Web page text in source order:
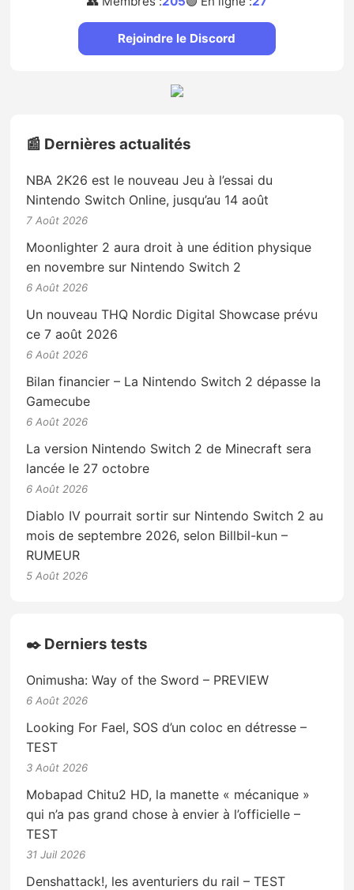
Rejoindre le Discord
📰 Dernières actualités
NBA 2K26 est le nouveau Jeu à l’essai du
Nintendo Switch Online, jusqu’au 14 août
7 Août 2026
Moonlighter 2 aura droit à une édition physique
en novembre sur Nintendo Switch 2
6 Août 2026
Un nouveau THQ Nordic Digital Showcase prévu
ce 7 août 2026
6 Août 2026
Bilan financier – La Nintendo Switch 2 dépasse la
Gamecube
6 Août 2026
La version Nintendo Switch 2 de Minecraft sera
lancée le 27 octobre
6 Août 2026
Diablo IV pourrait sortir sur Nintendo Switch 2 au
mois de septembre 2026, selon Billbil-kun –
RUMEUR
5 Août 2026
✒️ Derniers tests
Onimusha: Way of the Sword – PREVIEW
6 Août 2026
Looking For Fael, SOS d’un coloc en détresse –
TEST
3 Août 2026
Mobapad Chitu2 HD, la manette « mécanique »
qui n’a pas grand chose à envier à l’officielle –
TEST
31 Juil 2026
Denshattack!, les aventuriers du rail – TEST